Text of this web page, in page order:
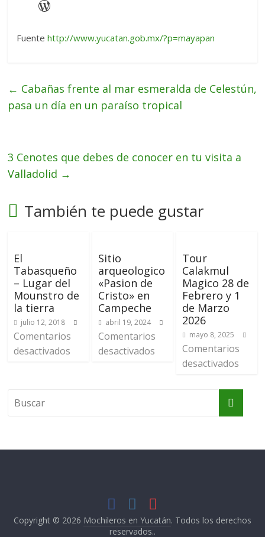
Fuentehttp://www.yucatan.gob.mx/?p=mayapan
← Cabañas frente al mar esmeralda de Celestún,
pasa un día en un paraíso tropical
3 Cenotes que debes de conocer en tu visita a
Valladolid →
También te puede gustar
El
Tabasqueño
– Lugar del
Mounstro de
la tierra
julio 12, 2018
Comentarios
desactivados
Sitio
arqueologico
«Pasion de
Cristo» en
Campeche
abril 19, 2024
Comentarios
desactivados
Tour
Calakmul
Magico 28 de
Febrero y 1
de Marzo
2026
mayo 8, 2025
Comentarios
desactivados
Copyright © 2026 Mochileros en Yucatán. Todos los derechos
reservados..